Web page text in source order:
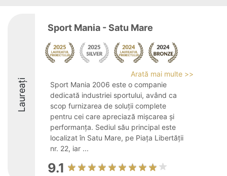
Laureați
Sport Mania - Satu Mare
Arată mai multe >>
Sport Mania 2006 este o companie
dedicată industriei sportului, având ca
scop furnizarea de soluții complete
pentru cei care apreciază mișcarea și
performanța. Sediul său principal este
localizat în Satu Mare, pe Piața Libertății
nr. 22, iar ...
9.1